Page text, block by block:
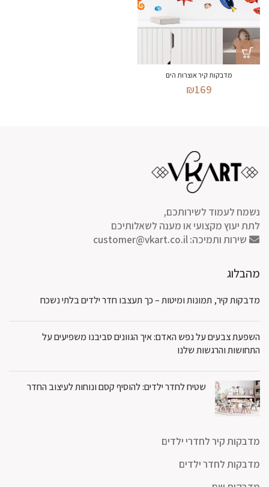
מדבקות קיר אוצרות הים
₪169
נשמח לעמוד לשירותכם,
לתת יעוץ מקצועי או מענה לשאלותיכם
שירות ותמיכה:customer@vkart.co.il
מהבלוג
מדבקות קיר, תמונות ומיטות – כך תעצבו חדר ילדים בלתי נשכח
השפעת צבעים על נפש האדם: איך הגוונים סביבנו משפיעים על
התחושות והרגשות שלנו
שטיח לחדר ילדים: להוסיף קסם ונוחות לעיצוב החדר
מדבקות קיר לחדרי ילדים
מדבקות לחדר ילדים